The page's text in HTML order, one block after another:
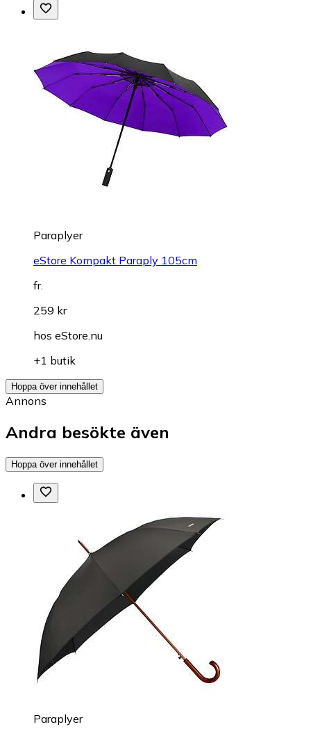
Paraplyer
eStore Kompakt Paraply 105cm
fr.
259 kr
hos eStore.nu
+1 butik
Hoppa över innehållet
Annons
Andra besökte även
Hoppa över innehållet
Paraplyer